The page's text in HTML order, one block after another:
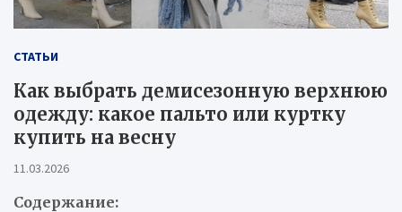
СТАТЬИ
Как выбрать демисезонную верхнюю
одежду: какое пальто или куртку
купить на весну
11.03.2026
Содержание: